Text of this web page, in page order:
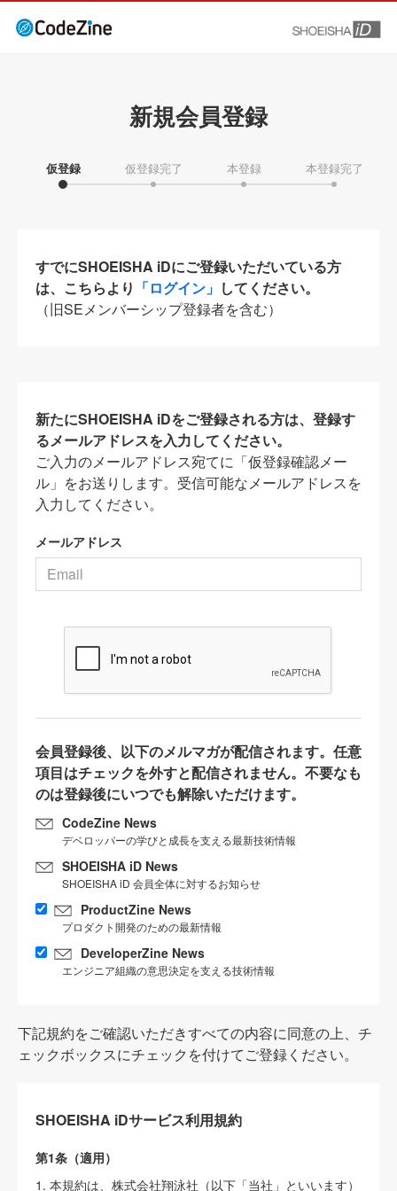
新規会員登録
仮登録 仮登録完了 本登録 本登録完了
すでにSHOEISHA iDにご登録いただいている方
は、こちらより 「ログイン」 してください。
（旧SEメンバーシップ登録者を含む）
新たにSHOEISHA iDをご登録される方は、登録す
るメールアドレスを入力してください。
ご入力のメールアドレス宛てに「仮登録確認メー
ル」をお送りします。受信可能なメールアドレスを
入力してください。
メールアドレス
会員登録後、以下のメルマガが配信されます。任意
項目はチェックを外すと配信されません。不要なも
のは登録後にいつでも解除いただけます。
CodeZine News
デベロッパーの学びと成長を支える最新技術情報
SHOEISHA iD News
SHOEISHA iD 会員全体に対するお知らせ
ProductZine News
プロダクト開発のための最新情報
DeveloperZine News
エンジニア組織の意思決定を支える技術情報
下記規約をご確認いただきすべての内容に同意の上、チ
ェックボックスにチェックを付けてご登録ください。
SHOEISHA iDサービス利用規約
第1条（適用）
1. 本規約は、株式会社翔泳社（以下「当社」といいます）